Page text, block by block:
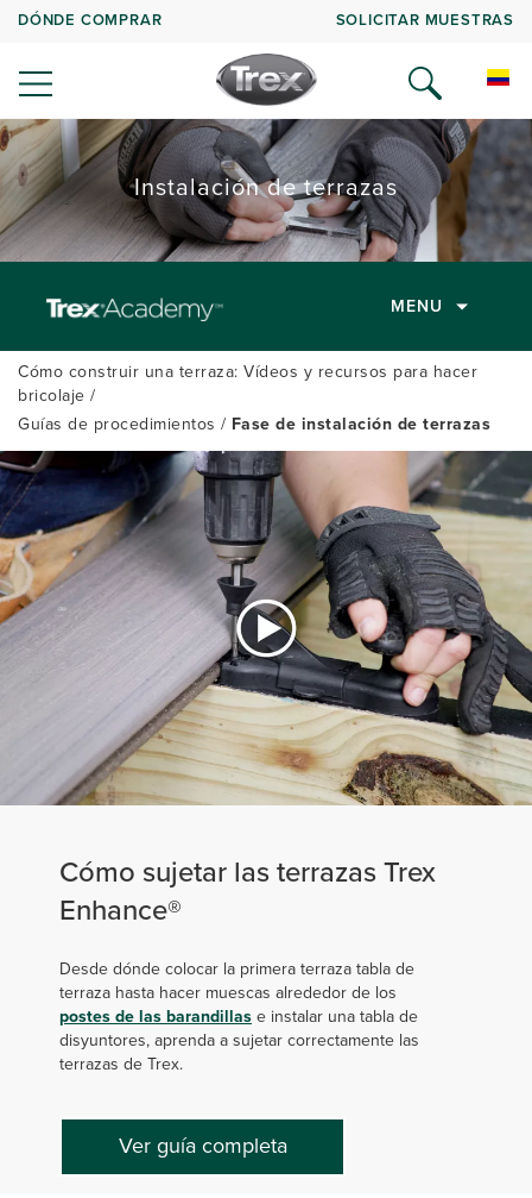
DÓNDE COMPRAR SOLICITAR MUESTRAS
Instalación de terrazas
MENU
Cómo construir una terraza: Vídeos y recursos para hacer
bricolaje
Guías de procedimientos
Fase de instalación de terrazas
Cómo sujetar las terrazas Trex
Enhance®
Desde dónde colocar la primera terraza tabla de
terraza hasta hacer muescas alrededor de los
postes de las barandillase instalar una tabla de
disyuntores, aprenda a sujetar correctamente las
terrazas de Trex.
Ver guía completa